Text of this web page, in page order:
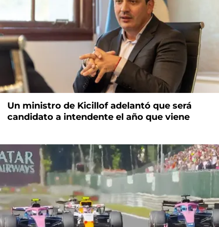
Un ministro de Kicillof adelantó que será
candidato a intendente el año que viene